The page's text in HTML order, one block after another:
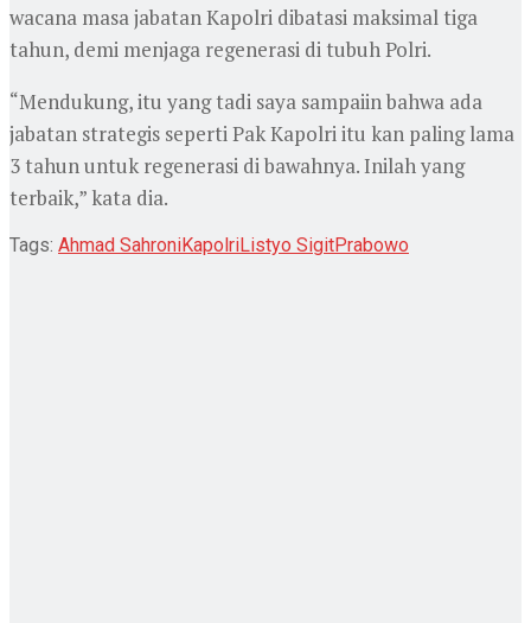
wacana masa jabatan Kapolri dibatasi maksimal tiga
tahun, demi menjaga regenerasi di tubuh Polri.
“Mendukung, itu yang tadi saya sampaiin bahwa ada
jabatan strategis seperti Pak Kapolri itu kan paling lama
3 tahun untuk regenerasi di bawahnya. Inilah yang
terbaik,” kata dia.
Tags: Ahmad SahroniKapolriListyo SigitPrabowo